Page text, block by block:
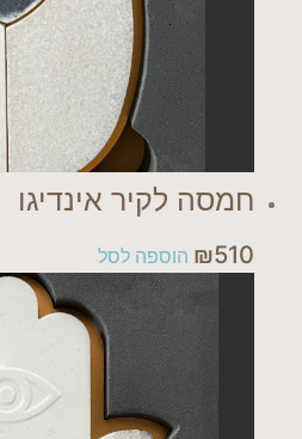
חמסה לקיר אינדיגו
₪510 הוספה לסל